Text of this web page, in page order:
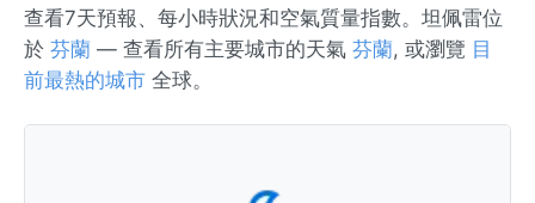
查看7天預報、每小時狀況和空氣質量指數。坦佩雷位
於 芬蘭 — 查看所有主要城市的天氣 芬蘭, 或瀏覽 目
前最熱的城市 全球。